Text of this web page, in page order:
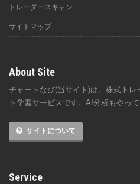
トレーダースキャン
サイトマップ
About Site
チャートなび(当サイト)は、株式ト
ト学習サービスです。AI分析もやって
サイトについて
Service